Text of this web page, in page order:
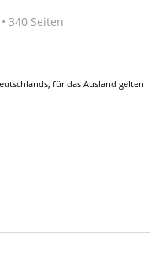
340 Seiten
für das Ausland gelten